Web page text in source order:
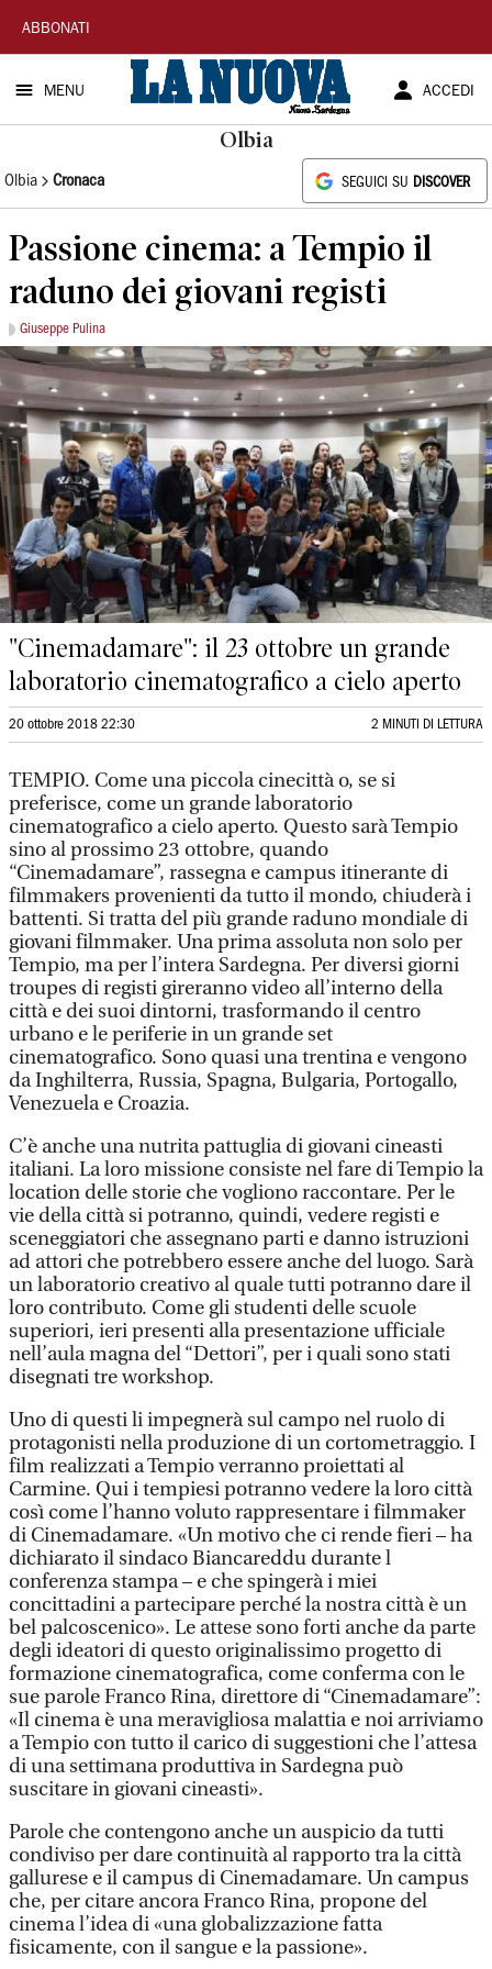
La
Nuova
Sardegna
ABBONATI
MENU ACCEDI
Olbia
Olbia Cronaca SEGUICI SU DISCOVER
Passione cinema: a Tempio il
raduno dei giovani registi
Giuseppe Pulina
"Cinemadamare": il 23 ottobre un grande
laboratorio cinematografico a cielo aperto
20 ottobre 2018 22:30 2 MINUTI DI LETTURA
TEMPIO. Come una piccola cinecittà o, se si
preferisce, come un grande laboratorio
cinematografico a cielo aperto. Questo sarà Tempio
sino al prossimo 23 ottobre, quando
“Cinemadamare”, rassegna e campus itinerante di
filmmakers provenienti da tutto il mondo, chiuderà i
battenti. Si tratta del più grande raduno mondiale di
giovani filmmaker. Una prima assoluta non solo per
Tempio, ma per l’intera Sardegna. Per diversi giorni
troupes di registi gireranno video all’interno della
città e dei suoi dintorni, trasformando il centro
urbano e le periferie in un grande set
cinematografico. Sono quasi una trentina e vengono
da Inghilterra, Russia, Spagna, Bulgaria, Portogallo,
Venezuela e Croazia.
C’è anche una nutrita pattuglia di giovani cineasti
italiani. La loro missione consiste nel fare di Tempio la
location delle storie che vogliono raccontare. Per le
vie della città si potranno, quindi, vedere registi e
sceneggiatori che assegnano parti e danno istruzioni
ad attori che potrebbero essere anche del luogo. Sarà
un laboratorio creativo al quale tutti potranno dare il
loro contributo. Come gli studenti delle scuole
superiori, ieri presenti alla presentazione ufficiale
nell’aula magna del “Dettori”, per i quali sono stati
disegnati tre workshop.
Uno di questi li impegnerà sul campo nel ruolo di
protagonisti nella produzione di un cortometraggio. I
film realizzati a Tempio verranno proiettati al
Carmine. Qui i tempiesi potranno vedere la loro città
così come l’hanno voluto rappresentare i filmmaker
di Cinemadamare. «Un motivo che ci rende fieri – ha
dichiarato il sindaco Biancareddu durante l
conferenza stampa – e che spingerà i miei
concittadini a partecipare perché la nostra città è un
bel palcoscenico». Le attese sono forti anche da parte
degli ideatori di questo originalissimo progetto di
formazione cinematografica, come conferma con le
sue parole Franco Rina, direttore di “Cinemadamare”:
«Il cinema è una meravigliosa malattia e noi arriviamo
a Tempio con tutto il carico di suggestioni che l’attesa
di una settimana produttiva in Sardegna può
suscitare in giovani cineasti».
Parole che contengono anche un auspicio da tutti
condiviso per dare continuità al rapporto tra la città
gallurese e il campus di Cinemadamare. Un campus
che, per citare ancora Franco Rina, propone del
cinema l’idea di «una globalizzazione fatta
fisicamente, con il sangue e la passione».